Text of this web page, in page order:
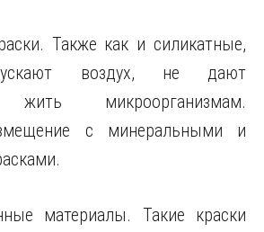
Также как и силикатные,
воздух, не дают
жить микроорганизмам.
с минеральными и
материалы. Такие краски